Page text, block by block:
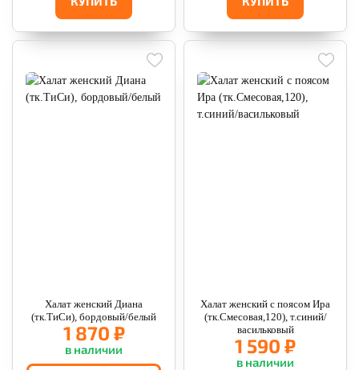
Халат женский Диана
(тк.ТиСи), бордовый/белый
1 870 ₽
в наличии
Халат женский с поясом Ира
(тк.Смесовая,120), т.синий/
васильковый
1 590 ₽
в наличии